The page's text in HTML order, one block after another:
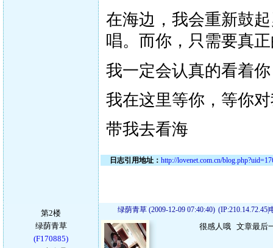
在海边，我会重新鼓
唱。而你，只需要真
我一定会认真的看着
我在这里等你，等你
带我去看海
日志引用地址： http://lovenet.com.cn/
第2楼
绿荫青草
(F170885)
绿荫青草 (2009-12-09 07:40:40) (IP:210.14.72.45|
很感人哦 文章最后